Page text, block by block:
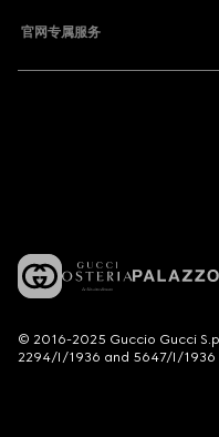
官网专属服务
© 2016-2025 Guccio Gucci
2294/I/1936 and 5647/I/1936